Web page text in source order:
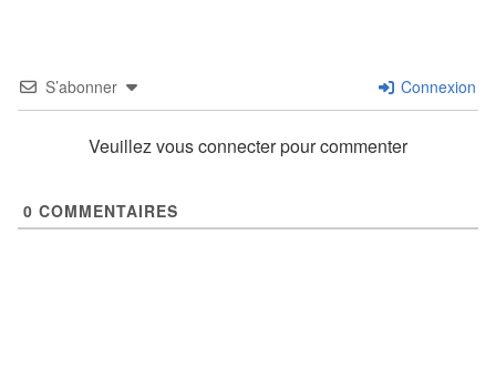
S’abonner Connexion
Veuillez vous connecter pour commenter
0 COMMENTAIRES